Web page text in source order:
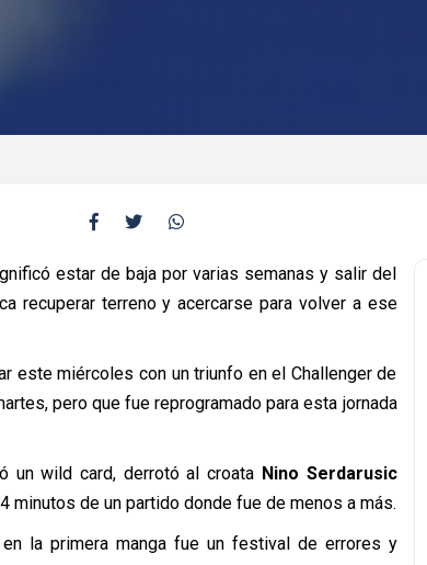
estar de baja por varias semanas y salir del
recuperar terreno y acercarse para volver a ese
este miércoles con un triunfo en el Challenger de
pero que fue reprogramado para esta jornada
un wild card, derrotó al croata Nino Serdarusic
de un partido donde fue de menos a más.
la primera manga fue un festival de errores y